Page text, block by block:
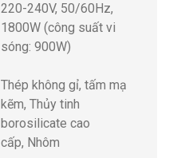
220-240V, 50/60Hz,
1800W (công suất vi
sóng: 900W)
Thép không gỉ, tấm mạ
kẽm, Thủy tinh
borosilicate cao
cấp, Nhôm